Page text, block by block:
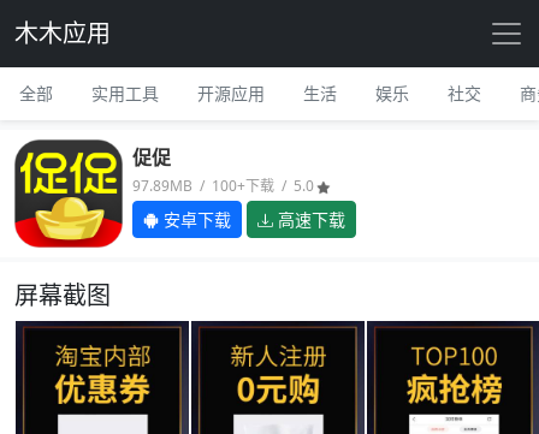
木木应用
全部 实用工具 开源应用 生活 娱乐 社交
促促
97.89MB / 100+下载 / 5.0
安卓下载 高速下载
屏幕截图